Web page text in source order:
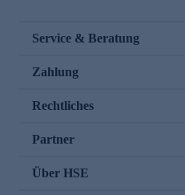
Service & Beratung
Zahlung
Rechtliches
Partner
Über HSE